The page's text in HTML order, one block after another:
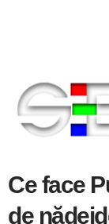
Ce face
de